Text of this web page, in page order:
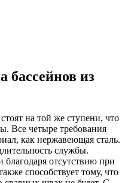
бассейнов из
на той же ступени, что
Все четыре требования
как нержавеющая сталь.
службы.
отсутствию при
способствует тому, что